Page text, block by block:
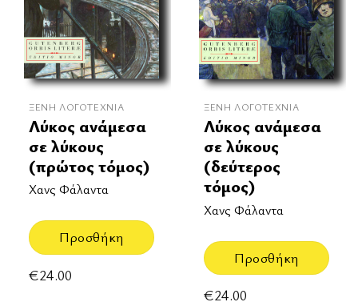
ΞΈΝΗ ΛΟΓΟΤΕΧΝΊΑ
Λύκος ανάμεσα
σε λύκους
(πρώτος τόμος)
Χανς Φάλαντα
Προσθήκη
€24.00
ΞΈΝΗ ΛΟΓΟΤΕΧΝΊΑ
Λύκος ανάμεσα
σε λύκους
(δεύτερος
τόμος)
Χανς Φάλαντα
Προσθήκη
€24.00